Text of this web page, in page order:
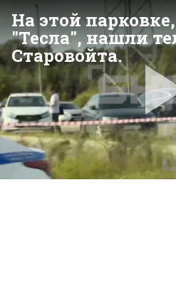
На этой
"Тесла", нашли
Старовойта.